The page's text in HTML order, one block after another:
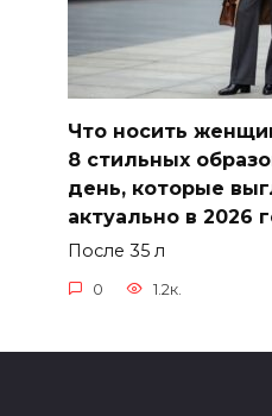
Что носить
8 стильных
день, которые
актуально в 2026
После 35 л
0 1.2к.